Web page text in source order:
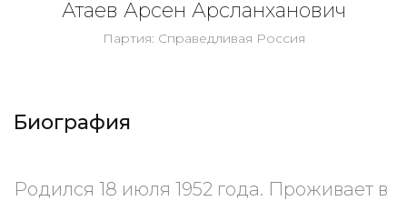
Атаев Арсен Арсланханович
Партия: Справедливая Россия
Биография
Родился 18 июля 1952 года. Проживает в